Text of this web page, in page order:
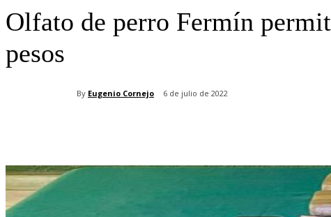
Olfato de perro Fermín
pesos
By Eugenio Cornejo 6 de julio de 2022